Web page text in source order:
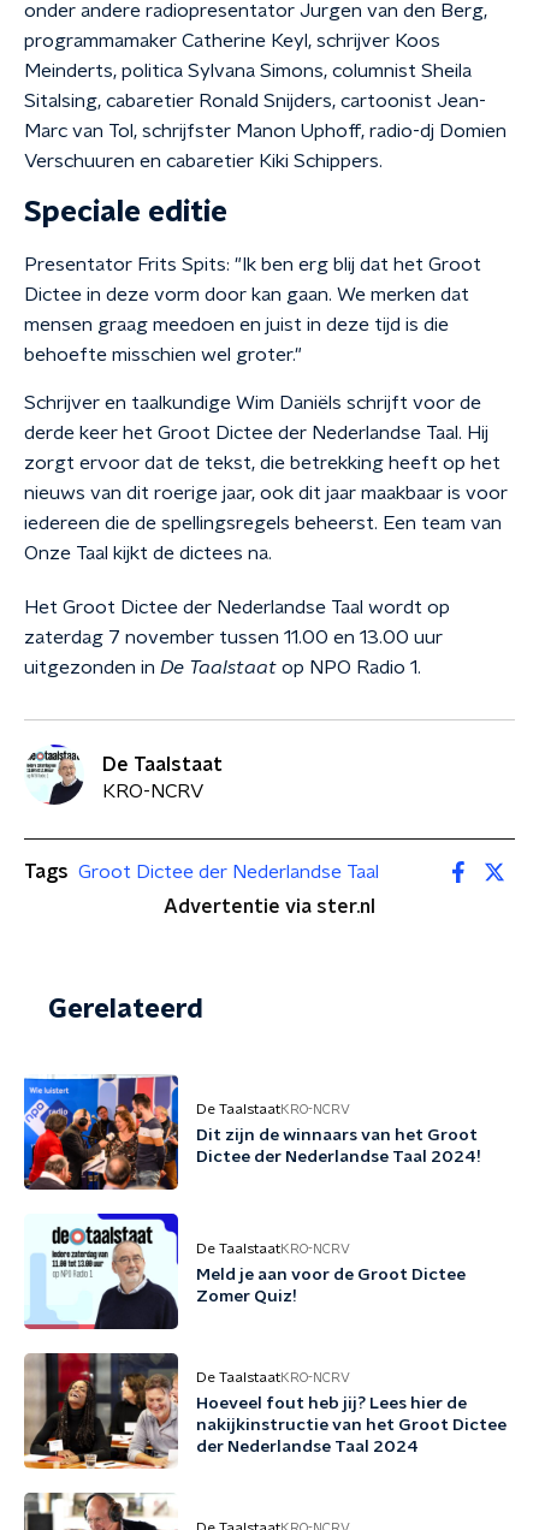
onder andere radiopresentator Jurgen van den Berg,
programmamaker Catherine Keyl, schrijver Koos
Meinderts, politica Sylvana Simons, columnist Sheila
Sitalsing, cabaretier Ronald Snijders, cartoonist Jean-
Marc van Tol, schrijfster Manon Uphoff, radio-dj Domien
Verschuuren en cabaretier Kiki Schippers.
Speciale editie
Presentator Frits Spits: "Ik ben erg blij dat het Groot
Dictee in deze vorm door kan gaan. We merken dat
mensen graag meedoen en juist in deze tijd is die
behoefte misschien wel groter."
Schrijver en taalkundige Wim Daniëls schrijft voor de
derde keer het Groot Dictee der Nederlandse Taal. Hij
zorgt ervoor dat de tekst, die betrekking heeft op het
nieuws van dit roerige jaar, ook dit jaar maakbaar is voor
iedereen die de spellingsregels beheerst. Een team van
Onze Taal kijkt de dictees na.
Het Groot Dictee der Nederlandse Taal wordt op
zaterdag 7 november tussen 11.00 en 13.00 uur
uitgezonden in De Taalstaat op NPO Radio 1.
De Taalstaat
KRO-NCRV
Tags Groot Dictee der Nederlandse Taal
Advertentie via ster.nl
Gerelateerd
De TaalstaatKRO-NCRV
Dit zijn de winnaars van het Groot
Dictee der Nederlandse Taal 2024!
De TaalstaatKRO-NCRV
Meld je aan voor de Groot Dictee
Zomer Quiz!
De TaalstaatKRO-NCRV
Hoeveel fout heb jij? Lees hier de
nakijkinstructie van het Groot Dictee
der Nederlandse Taal 2024